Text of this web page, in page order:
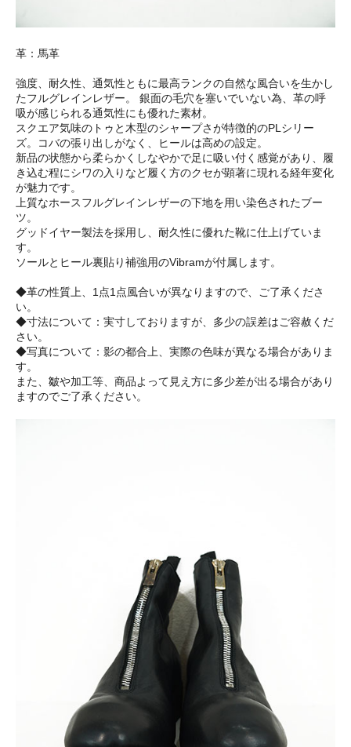
革：馬革
強度、耐久性、通気性ともに最高ランクの自然な風合いを生かし
たフルグレインレザー。 銀面の毛穴を塞いでいない為、革の呼
吸が感じられる通気性にも優れた素材。
スクエア気味のトゥと木型のシャープさが特徴的のPLシリー
ズ。コバの張り出しがなく、ヒールは高めの設定。
新品の状態から柔らかくしなやかで足に吸い付く感覚があり、履
き込む程にシワの入りなど履く方のクセが顕著に現れる経年変化
が魅力です。
上質なホースフルグレインレザーの下地を用い染色されたブー
ツ。
グッドイヤー製法を採用し、耐久性に優れた靴に仕上げていま
す。
ソールとヒール裏貼り補強用のVibramが付属します。
◆革の性質上、1点1点風合いが異なりますので、ご了承くださ
い。
◆寸法について：実寸しておりますが、多少の誤差はご容赦くだ
さい。
◆写真について：影の都合上、実際の色味が異なる場合がありま
す。
また、皺や加工等、商品よって見え方に多少差が出る場合があり
ますのでご了承ください。